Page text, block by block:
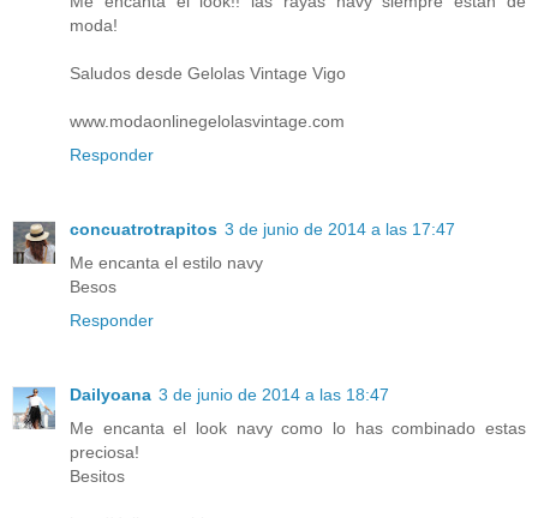
moda!
Saludos desde Gelolas Vintage Vigo
www.modaonlinegelolasvintage.com
Responder
concuatrotrapitos 3 de junio de 2014 a las 17:47
Me encanta el estilo navy
Besos
Responder
Dailyoana 3 de junio de 2014 a las 18:47
Me encanta el look navy como lo has combinado estas
preciosa!
Besitos